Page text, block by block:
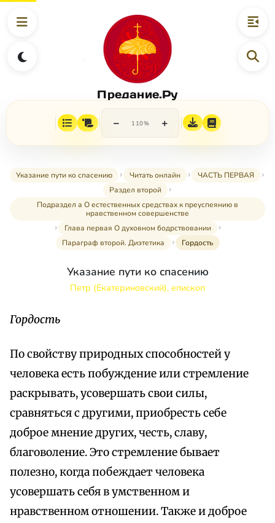
Предание.Ру
− 110% +
Указание пути ко спасению Читать онлайн
ЧАСТЬ ПЕРВАЯ
Раздел второй
Подраздел а О естественных средствах к преуспеянию в
нравственном совершенстве
Глава первая О духовном бодрствовании
Параграф второй. Диэтетика
Гордость
Указание пути ко спасению
Петр (Екатериновский), епископ
Гордость
По свойству природных способностей у
человека есть побуждение или стремление
раскрывать, усовершать свои силы,
сравняться с другими, приобресть себе
доброе мнение других, честь, славу,
благоволение. Это стремление бывает
полезно, когда побеждает человека
усовершать себя в умственном и
нравственном отношении. Также и доброе